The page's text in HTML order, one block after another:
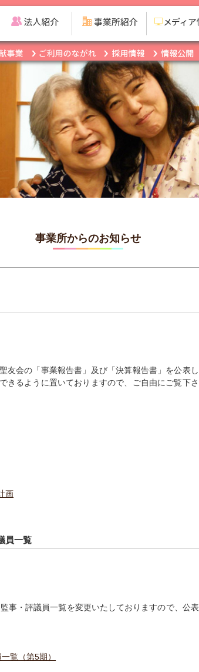
事業所からのお知らせ
友会の「事業報告書」及び「決算報告書」を公表し
きるように置いておりますので、ご自由にご覧下さ
画
員一覧
事・評議員一覧を変更いたしておりますので、公表
覧（第5期）